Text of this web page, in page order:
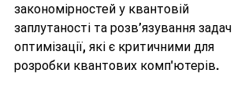
закономірностей у квантовій
заплутаності та розв’язування задач
оптимізації, які є критичними для
розробки квантових комп'ютерів.